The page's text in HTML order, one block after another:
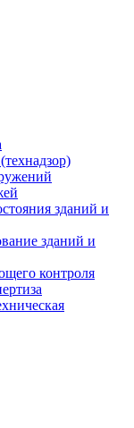
зданий и
зданий и
контроля